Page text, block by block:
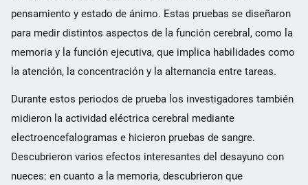
pensamiento y estado de ánimo. Estas pruebas se diseñaron
para medir distintos aspectos de la función cerebral, como la
memoria y la función ejecutiva, que implica habilidades como
la atención, la concentración y la alternancia entre tareas.
Durante estos periodos de prueba los investigadores también
midieron la actividad eléctrica cerebral mediante
electroencefalogramas e hicieron pruebas de sangre.
Descubrieron varios efectos interesantes del desayuno con
nueces: en cuanto a la memoria, descubrieron que